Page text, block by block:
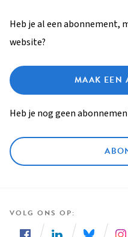
Heb je al een abonnement,
website?
MAAK EEN
Heb je nog geen
VOLG ONS OP